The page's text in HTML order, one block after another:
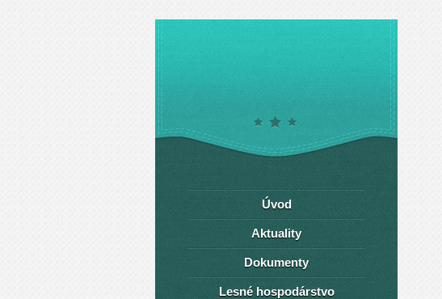
Úvod
Aktuality
Dokumenty
Lesné hospodárstvo